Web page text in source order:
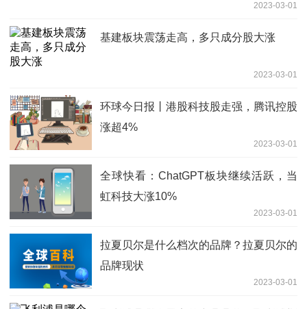
2023-03-01
基建板块震荡走高，多只成分股大涨
2023-03-01
环球今日报丨港股科技股走强，腾讯控股
涨超4%
2023-03-01
全球快看：ChatGPT板块继续活跃，当
虹科技大涨10%
2023-03-01
拉夏贝尔是什么档次的品牌？拉夏贝尔的
品牌现状
2023-03-01